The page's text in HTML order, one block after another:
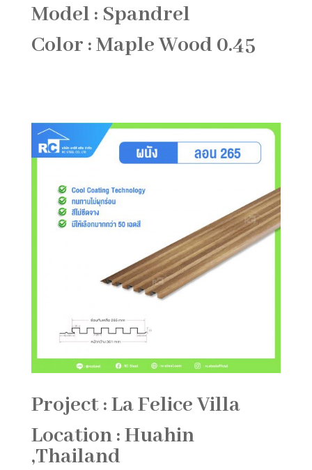
Model : Spandrel
Color : Maple Wood 0.45
Project : La Felice Villa
Location : Huahin
,Thailand